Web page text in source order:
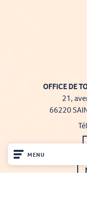
MENU
OFFICE DE
21,
66220